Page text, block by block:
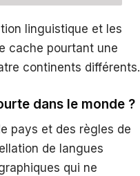
linguistique et les
cache pourtant une
continents différents.
dans le monde ?
pays et des règles de
de langues
qui ne